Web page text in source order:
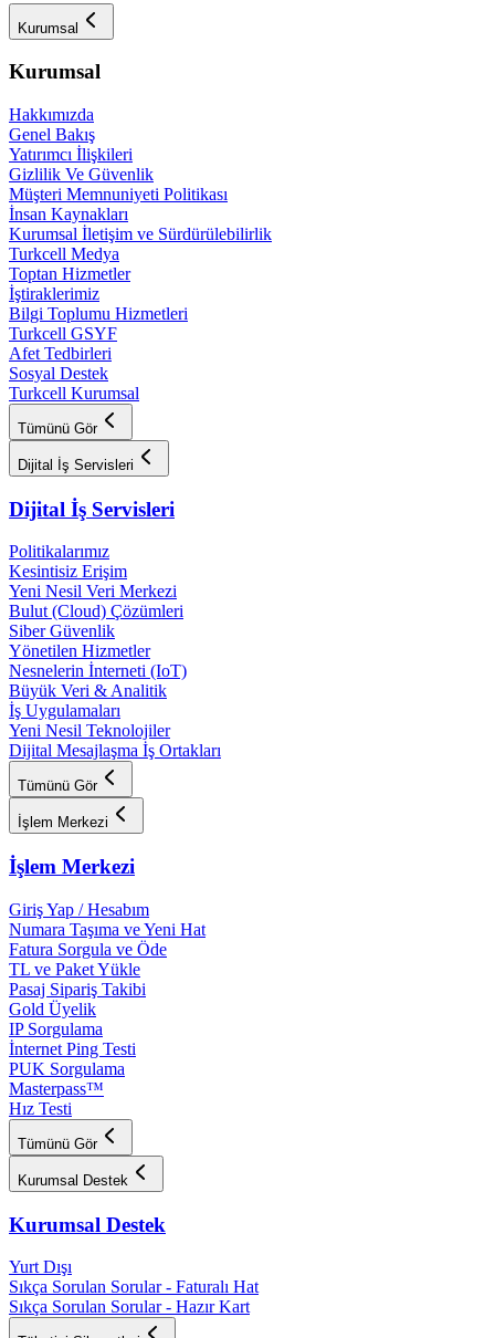
Kurumsal
Kurumsal
Hakkımızda
Genel Bakış
Yatırımcı İlişkileri
Gizlilik Ve Güvenlik
Müşteri Memnuniyeti Politikası
İnsan Kaynakları
Kurumsal İletişim ve Sürdürülebilirlik
Turkcell Medya
Toptan Hizmetler
İştiraklerimiz
Bilgi Toplumu Hizmetleri
Turkcell GSYF
Afet Tedbirleri
Sosyal Destek
Turkcell Kurumsal
Tümünü Gör
Dijital İş Servisleri
Dijital İş Servisleri
Politikalarımız
Kesintisiz Erişim
Yeni Nesil Veri Merkezi
Bulut (Cloud) Çözümleri
Siber Güvenlik
Yönetilen Hizmetler
Nesnelerin İnterneti (IoT)
Büyük Veri & Analitik
İş Uygulamaları
Yeni Nesil Teknolojiler
Dijital Mesajlaşma İş Ortakları
Tümünü Gör
İşlem Merkezi
İşlem Merkezi
Giriş Yap / Hesabım
Numara Taşıma ve Yeni Hat
Fatura Sorgula ve Öde
TL ve Paket Yükle
Pasaj Sipariş Takibi
Gold Üyelik
IP Sorgulama
İnternet Ping Testi
PUK Sorgulama
Masterpass™
Hız Testi
Tümünü Gör
Kurumsal Destek
Kurumsal Destek
Yurt Dışı
Sıkça Sorulan Sorular - Faturalı Hat
Sıkça Sorulan Sorular - Hazır Kart